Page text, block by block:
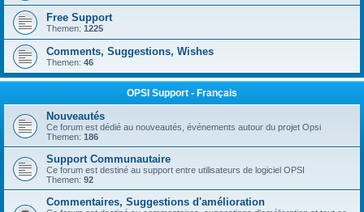
Free Support
Themen: 1225
Comments, Suggestions, Wishes
Themen: 46
OPSI Support - Français
Nouveautés
Ce forum est dédié au nouveautés, événements autour du projet Opsi
Themen: 186
Support Communautaire
Ce forum est destiné au support entre utilisateurs de logiciel OPSI
Themen: 92
Commentaires, Suggestions d'amélioration